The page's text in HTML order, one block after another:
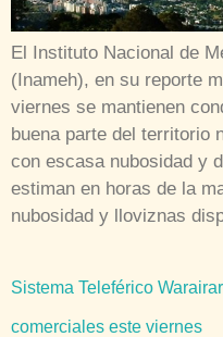
El Instituto Nacional de
(Inameh), en su reporte
viernes se mantienen
buena parte del territorio
con escasa nubosidad y
estiman en horas de la
nubosidad y lloviznas
Sistema Teleférico
comerciales este viernes